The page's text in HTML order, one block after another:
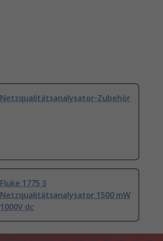
Netzqualitätsanalysator-Zubehör
Fluke 1775 3
Netzqualitätsanalysator 1500 mW
1000V dc